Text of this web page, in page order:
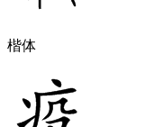
楷体